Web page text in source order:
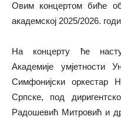
Овим концертом биће
академској 2025/2026.
На концерту ће
Академије умјетности
Симфонијски оркестар
Српске, под
Радошевић Митровић и